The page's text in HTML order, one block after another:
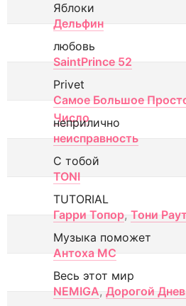
Яблоки
Дельфин
любовь
SaintPrince 52
Privet
Самое Большое
Число
неприлично
неисправность
С тобой
TONI
TUTORIAL
Гарри Топор, Тони
Музыка поможет
Антоха МС
Весь этот мир
NEMIGA, Дорогой